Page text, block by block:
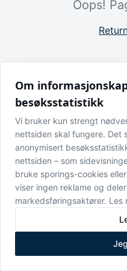
Om
besøksstatistikk
Vi bruker kun strengt
nettsiden skal fungere. Det
anonymisert
nettsiden – som
bruke sporings-cookies
viser ingen reklame og
markedsføringsaktører. Les
Oops!